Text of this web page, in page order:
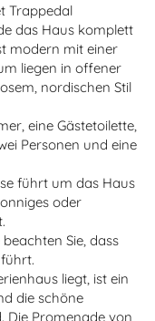
Trappedal
das Haus komplett
modern mit einer
liegen in offener
nordischen Stil
eine Gästetoilette,
Personen und eine
führt um das Haus
oder
Sie, dass
liegt, ist ein
die schöne
Die Promenade von